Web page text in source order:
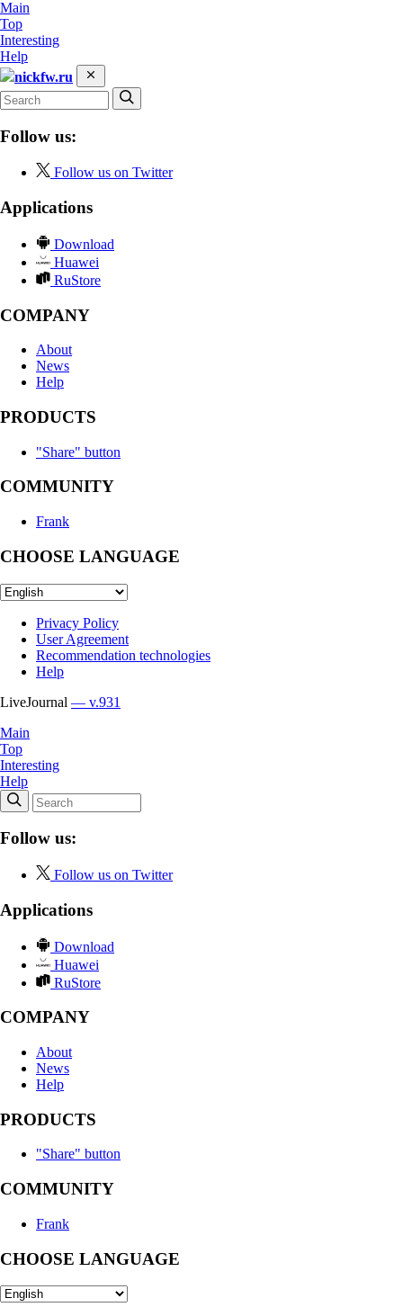
Main
Top
Interesting
Help
nickfw.ru
Follow us:
Follow us on Twitter
Applications
Download
Huawei
RuStore
COMPANY
About
News
Help
PRODUCTS
"Share" button
COMMUNITY
Frank
CHOOSE LANGUAGE
Privacy Policy
User Agreement
Recommendation technologies
Help
LiveJournal — v.931
Main
Top
Interesting
Help
Follow us:
Follow us on Twitter
Applications
Download
Huawei
RuStore
COMPANY
About
News
Help
PRODUCTS
"Share" button
COMMUNITY
Frank
CHOOSE LANGUAGE